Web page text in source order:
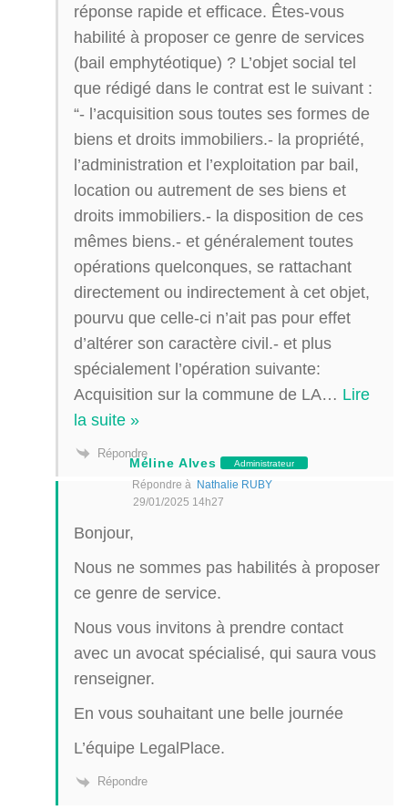
réponse rapide et efficace. Êtes-vous
habilité à proposer ce genre de services
(bail emphytéotique) ? L’objet social tel
que rédigé dans le contrat est le suivant :
“- l’acquisition sous toutes ses formes de
biens et droits immobiliers.- la propriété,
l’administration et l’exploitation par bail,
location ou autrement de ses biens et
droits immobiliers.- la disposition de ces
mêmes biens.- et généralement toutes
opérations quelconques, se rattachant
directement ou indirectement à cet objet,
pourvu que celle-ci n’ait pas pour effet
d’altérer son caractère civil.- et plus
spécialement l’opération suivante:
Acquisition sur la commune de LA… Lire
la suite »
Répondre
Méline Alves Administrateur
Répondre à Nathalie RUBY
29/01/2025 14h27
Bonjour,
Nous ne sommes pas habilités à proposer
ce genre de service.
Nous vous invitons à prendre contact
avec un avocat spécialisé, qui saura vous
renseigner.
En vous souhaitant une belle journée
L’équipe LegalPlace.
Répondre